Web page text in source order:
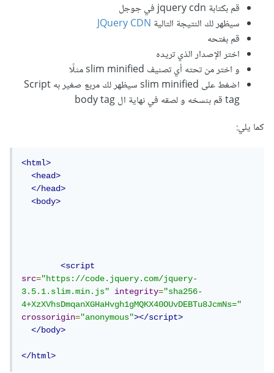
قم بكتابة jquery cdn في جوجل
سيظهر لك النتيجة التالية JQuery CDN
قم بفتحه
اختر الإصدار الذي تريده
و اختر من تحته أي تصنيف slim minified مثلًا
اضغط على slim minified سيظهر لك مربع صغير به Script
tag قم بنسخه و لصقه في نهاية ال body tag
كما يلي:
<html>
<head>
</head>
<body>
<script
src="https://code.jquery.com/jquery-
3.5.1.slim.min.js"
integrity="sha256-
4+XzXVhsDmqanXGHaHvgh1gMQKX40OUvDEBTu8JcmNs="
crossorigin="anonymous"></script>
</body>
</html>